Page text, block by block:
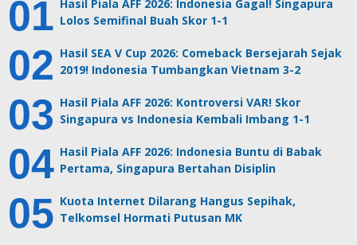
Hasil Piala AFF 2026: Indonesia Gagal! Singapura
Lolos Semifinal Buah Skor 1-1
Hasil SEA V Cup 2026: Comeback Bersejarah Sejak
2019! Indonesia Tumbangkan Vietnam 3-2
Hasil Piala AFF 2026: Kontroversi VAR! Skor
Singapura vs Indonesia Kembali Imbang 1-1
Hasil Piala AFF 2026: Indonesia Buntu di Babak
Pertama, Singapura Bertahan Disiplin
Kuota Internet Dilarang Hangus Sepihak,
Telkomsel Hormati Putusan MK